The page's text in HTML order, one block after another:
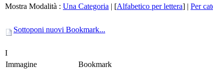
Mostra Modalità : Una Categoria | [Alfabetico per lettera] | Per
Sottoponi nuovi Bookmark...
I
Immagine
Bookmark